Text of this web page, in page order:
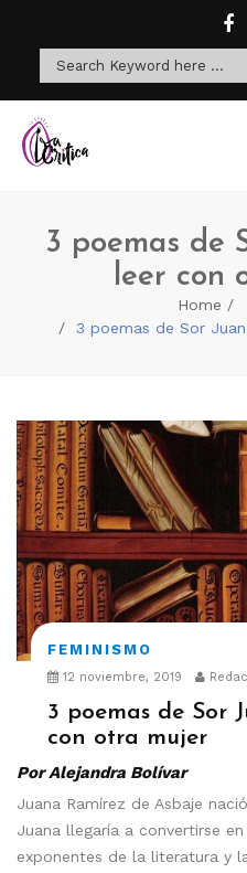
3 poemas de
leer con
Home
3 poemas de Sor
FEMINISMO
12 noviembre, 2019
3 poemas de Sor
con otra mujer
Por Alejandra Bolívar
Juana Ramírez de Asbaje
Juana llegaría a convertirse
exponentes de la literatura y